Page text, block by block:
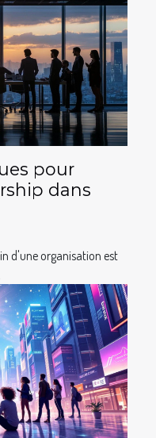
pour
dans
d'une organisation est